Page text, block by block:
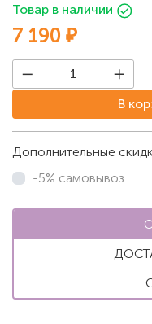
Товар в наличии
7 190 ₽
В
Дополнительные
-5% самовывоз